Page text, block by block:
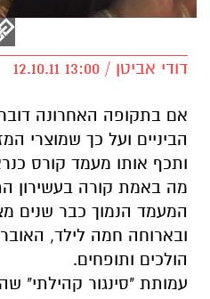
דודי אביטן / 13:00 12.10.11
אם בתקופה האחרונה
הביניים ועל כך שמוצרי
ותכף אותו מעמד קורס
מה באמת קורה בעשירון
המעמד הנמוך כבר שנים
ובארוחה חמה לילד,
הולכים ותופחים.